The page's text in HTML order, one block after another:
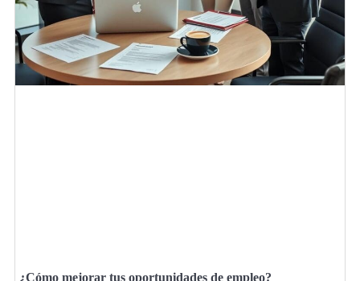
¿Cómo mejorar tus oportunidades de empleo?